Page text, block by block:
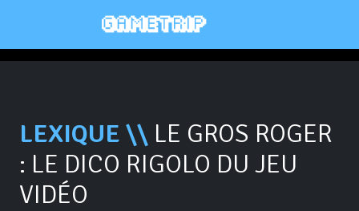
LEXIQUE \\ LE GROS ROGER
: LE DICO RIGOLO DU JEU
VIDÉO